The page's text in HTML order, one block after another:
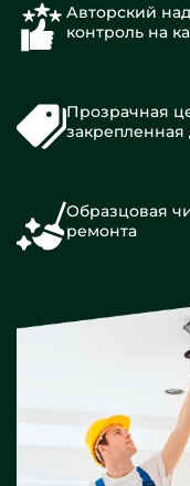
Авторский
контроль на
Прозрачная
закрепленная
Образцовая
ремонта